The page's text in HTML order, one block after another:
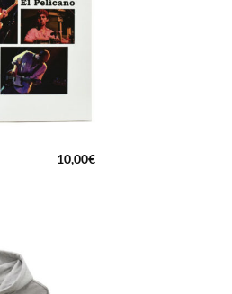
10,00€